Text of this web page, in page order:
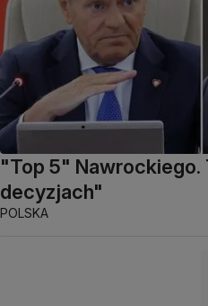
"Top 5"
decyzjach"
POLSKA